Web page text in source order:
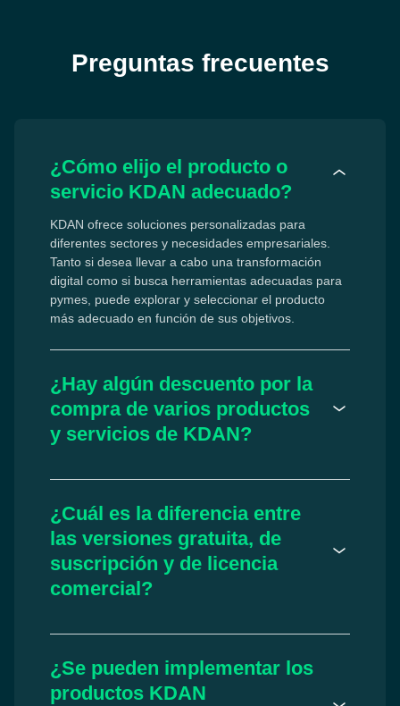
Preguntas frecuentes
¿Cómo elijo el producto o
servicio KDAN adecuado?
KDAN ofrece soluciones personalizadas para
diferentes sectores y necesidades empresariales.
Tanto si desea llevar a cabo una transformación
digital como si busca herramientas adecuadas para
pymes, puede explorar y seleccionar el producto
más adecuado en función de sus objetivos.
¿Hay algún descuento por la
compra de varios productos
y servicios de KDAN?
¿Cuál es la diferencia entre
las versiones gratuita, de
suscripción y de licencia
comercial?
¿Se pueden implementar los
productos KDAN